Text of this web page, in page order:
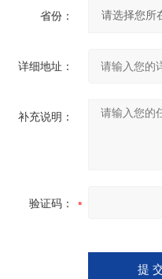
省份：
详细地址：
补充说明：
验证码：